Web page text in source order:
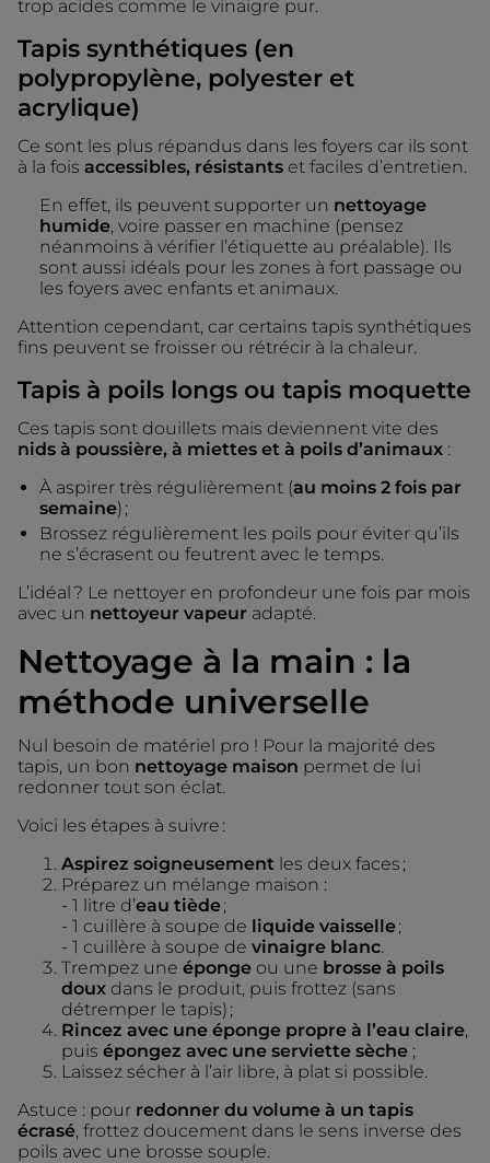
trop acides comme le vinaigre pur.
Tapis synthétiques (en
polypropylène, polyester et
acrylique)
Ce sont les plus répandus dans les foyers car ils sont
à la fois accessibles, résistants et faciles d’entretien.
En effet, ils peuvent supporter un nettoyage
humide , voire passer en machine (pensez
néanmoins à vérifier l’étiquette au préalable). Ils
sont aussi idéals pour les zones à fort passage ou
les foyers avec enfants et animaux.
Attention cependant, car certains tapis synthétiques
fins peuvent se froisser ou rétrécir à la chaleur.
Tapis à poils longs ou tapis moquette
Ces tapis sont douillets mais deviennent vite des
nids à poussière, à miettes et à poils d’animaux :
À aspirer très régulièrement (au moins 2 fois par
semaine) ;
Brossez régulièrement les poils pour éviter qu’ils
ne s’écrasent ou feutrent avec le temps.
L’idéal ? Le nettoyer en profondeur une fois par mois
avec un nettoyeur vapeur adapté.
Nettoyage à la main : la
méthode universelle
Nul besoin de matériel pro ! Pour la majorité des
tapis, un bon nettoyage maison permet de lui
redonner tout son éclat.
Voici les étapes à suivre :
Aspirez soigneusement les deux faces ;
Préparez un mélange maison :
- 1 litre d’eau tiède;
- 1 cuillère à soupe de liquide vaisselle;
- 1 cuillère à soupe de vinaigre blanc.
Trempez une éponge ou une brosse à poils
doux dans le produit, puis frottez (sans
détremper le tapis) ;
Rincez avec une éponge propre à l’eau claire
puis épongez avec une serviette sèche ;
Laissez sécher à l’air libre, à plat si possible.
Astuce : pour redonner du volume à un tapis
écrasé , frottez doucement dans le sens inverse des
poils avec une brosse souple.